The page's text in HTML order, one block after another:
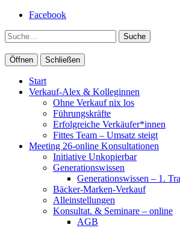
Facebook
Suche
Öffnen Schließen
Start
Verkauf-Alex & Kolleginnen
Ohne Verkauf nix los
Führungskräfte
Erfolgreiche Verkäufer*innen
Fittes Team – Umsatz steigt
Meeting 26-online Konsultationen
Initiative Unkopierbar
Generationswissen
Generationswissen – 1.
Bäcker-Marken-Verkauf
Alleinstellungen
Konsultat. & Seminare – online
AGB